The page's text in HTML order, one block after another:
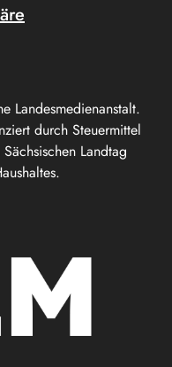
Landesmedienanstalt.
durch Steuermittel
Landtag